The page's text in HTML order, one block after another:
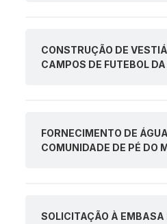
CONSTRUÇÃO DE
CAMPOS DE FUTEBOL
FORNECIMENTO DE
COMUNIDADE DE PÉ DO
SOLICITAÇÃO À EMBASA